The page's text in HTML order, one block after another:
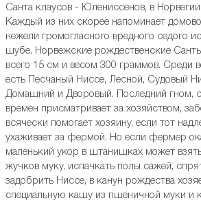
Санта клаусов - Юлениссенов, в
Каждый из них скорее напоминает
нежели громогласного вредного седого
шубе. Норвежские рождественские
всего 15 см и весом 300 граммов. Среди
есть Песчаный Ниссе, Лесной, Судовый
Домашний и Дворовый. Последний гном,
времен присматривает за хозяйством,
всячески помогает хозяину, если тот
ухаживает за фермой. Но если фермер
маленький укор в штанишках может
жучков муку, испачкать полы сажей,
задобрить Ниссе, в канун рождества
специальную кашу из пшеничной муки и